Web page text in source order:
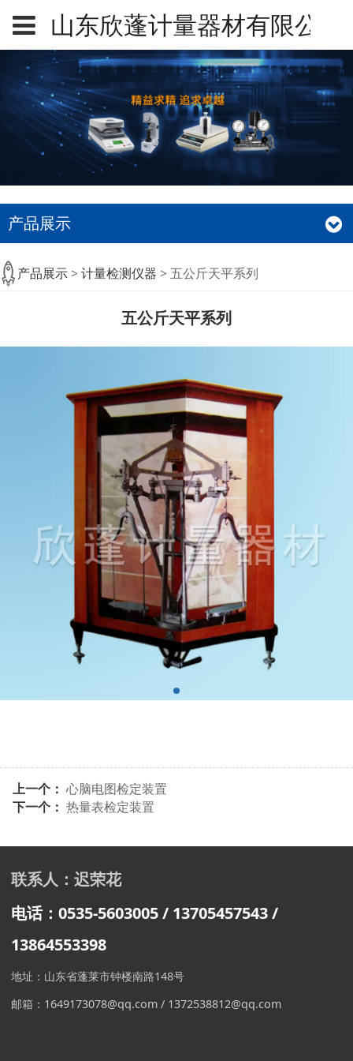
山东欣蓬计量器材有限公司
产品展示
五公斤天平系列
产品展示> 计量检测仪器 > 五公斤天平系列
五公斤天平系列
上一个： 心脑电图检定装置
下一个： 热量表检定装置
联系人：迟荣花
电话：0535-5603005 / 13705457543/
13864553398
地址：山东省蓬莱市钟楼南路148号
邮箱：1649173078@qq.com / 1372538812@qq.com